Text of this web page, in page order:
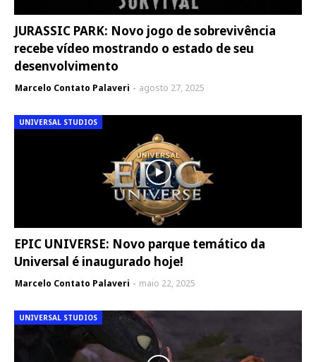
JURASSIC PARK: Novo jogo de sobrevivência
recebe vídeo mostrando o estado de seu
desenvolvimento
Marcelo Contato Palaveri agosto 27, 2025
UNIVERSAL STUDIOS
EPIC UNIVERSE: Novo parque temático da
Universal é inaugurado hoje!
Marcelo Contato Palaveri maio 22, 2025
UNIVERSAL STUDIOS